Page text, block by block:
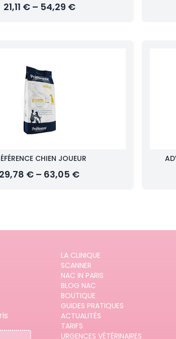
21,11 € – 54,29 €
CHIEN JOUEUR
29,78 € – 63,05 €
LA CLINIQUE
SCANNER
NAC IN PARIS
BLOG NAC
BOUTIQUE
GUIDES PRATIQUES
ACTUALITÉS
TARIFS
URGENCES VÉTÉRINAIRES